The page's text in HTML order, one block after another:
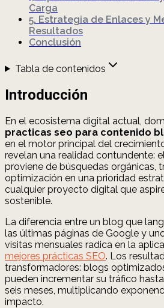
Carga
5. Estrategia de Enlaces y
Resultados
Conclusión
Tabla de contenidos
Introducción
En el ecosistema digital actual,
practicas seo para contenido
en el motor principal del
revelan una realidad contundente:
proviene de búsquedas orgánicas,
optimización en una prioridad
cualquier proyecto digital que
sostenible.
La diferencia entre un blog que
las últimas páginas de Google y
visitas mensuales radica en la
mejores prácticas SEO. Los
transformadores: blogs
pueden incrementar su tráfico
seis meses, multiplicando
impacto.